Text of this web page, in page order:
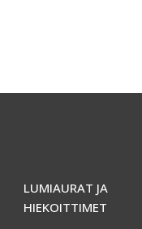
LUMIAURAT JA
HIEKOITTIMET